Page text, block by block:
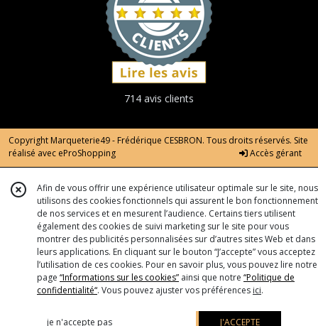
714 avis clients
Copyright Marqueterie49 - Frédérique CESBRON. Tous droits réservés. Site
réalisé avec eProShopping Accès gérant
Afin de vous offrir une expérience utilisateur optimale sur le site, nous
utilisons des cookies fonctionnels qui assurent le bon fonctionnement
de nos services et en mesurent l’audience. Certains tiers utilisent
également des cookies de suivi marketing sur le site pour vous
montrer des publicités personnalisées sur d’autres sites Web et dans
leurs applications. En cliquant sur le bouton “J’accepte” vous acceptez
l’utilisation de ces cookies. Pour en savoir plus, vous pouvez lire notre
page “Informations sur les cookies” ainsi que notre “Politique de
confidentialité“. Vous pouvez ajuster vos préférences ici.
je n'accepte pas J'ACCEPTE